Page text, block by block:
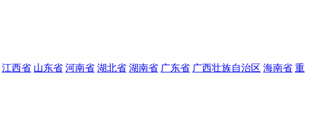
江西省 山东省 河南省 湖北省 湖南省 广东省 广西壮族自治区 海南省 重